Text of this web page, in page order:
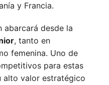
y Francia.
abarcará desde la
, tanto en
femenina. Uno de
para estas
alto valor estratégico